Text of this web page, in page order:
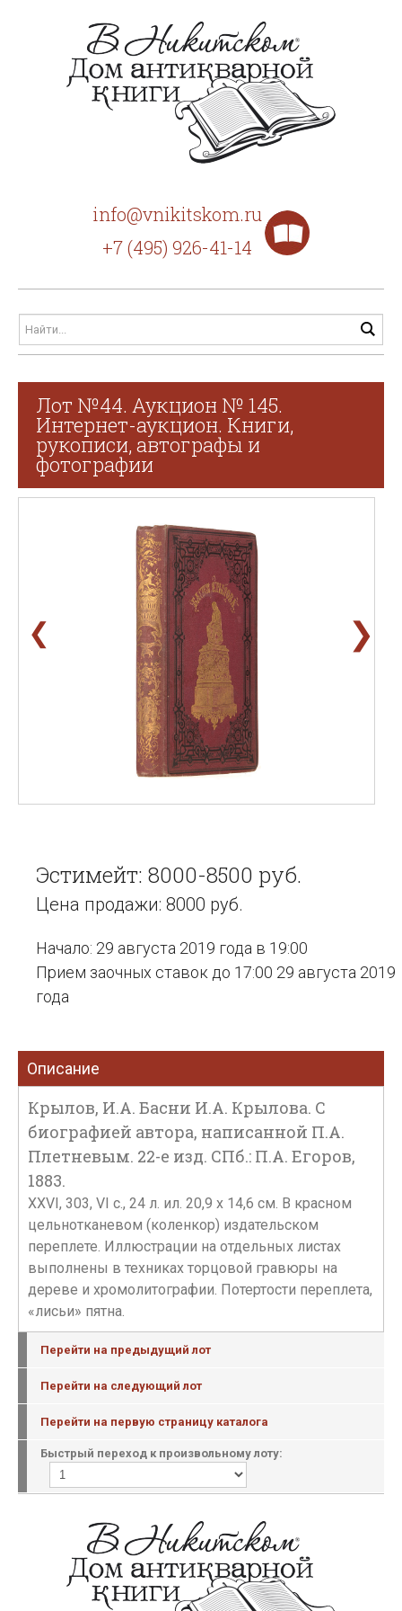
info@vnikitskom.ru
+7 (495) 926-41-14
Лот №44. Аукцион № 145.
Интернет-аукцион. Книги,
рукописи, автографы и
фотографии
❮ ❯
Эстимейт: 8000-8500 руб.
Цена продажи: 8000 руб.
Начало: 29 августа 2019 года в 19:00
Прием заочных ставок до 17:00 29 августа 2019
года
Описание
Крылов, И.А. Басни И.А. Крылова. С
биографией автора, написанной П.А.
Плетневым. 22-е изд. СПб.: П.А. Егоров,
1883.
XXVI, 303, VI с., 24 л. ил. 20,9 x 14,6 см. В красном
цельнотканевом (коленкор) издательском
переплете. Иллюстрации на отдельных листах
выполнены в техниках торцовой гравюры на
дереве и хромолитографии. Потертости переплета,
«лисьи» пятна.
Перейти на предыдущий лот
Перейти на следующий лот
Перейти на первую страницу каталога
Быстрый переход к произвольному лоту: